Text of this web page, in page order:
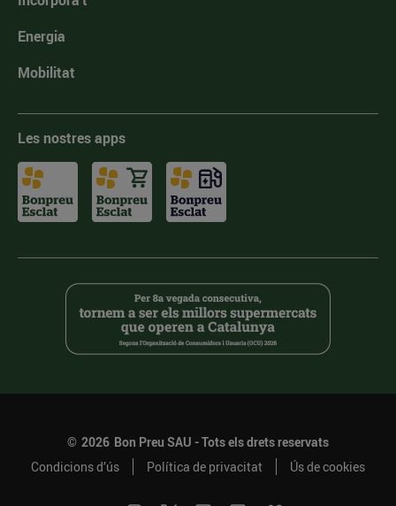
Energia
Mobilitat
Les nostres apps
© 2026 Bon Preu SAU - Tots els drets reservats
Condicions d’ús
Política de privacitat Ús de cookies